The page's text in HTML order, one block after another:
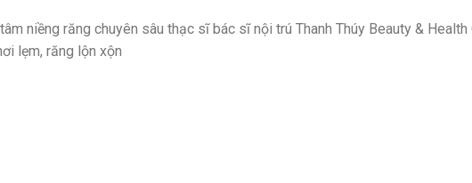
niềng răng chuyên sâu thạc sĩ bác sĩ nội trú Thanh Thúy Beauty & Health
lẹm, răng lộn xộn